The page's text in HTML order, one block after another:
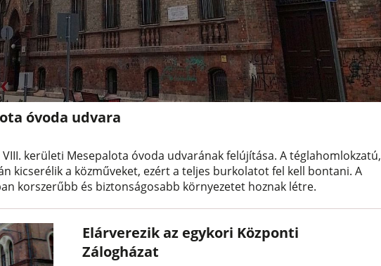
óvoda udvara
VIII. kerületi Mesepalota óvoda udvarának felújítása. A téglahomlokzatú,
kicserélik a közműveket, ezért a teljes burkolatot fel kell bontani. A
korszerűbb és biztonságosabb környezetet hoznak létre.
Elárverezik az egykori Központi
Zálogházat